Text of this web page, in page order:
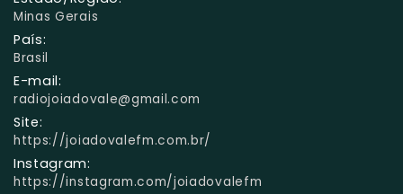
Minas Gerais
País:
Brasil
E-mail:
radiojoiadovale@gmail.com
Site:
https://joiadovalefm.com.br/
Instagram:
https://instagram.com/joiadovalefm